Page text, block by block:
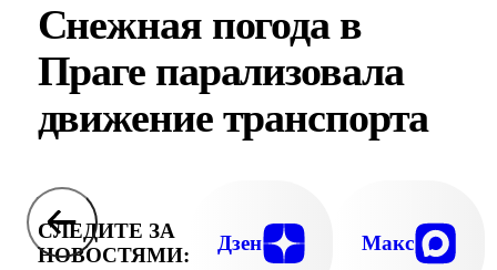
Снежная погода в
Праге парализовала
движение транспорта
СЛЕДИТЕ ЗА
НОВОСТЯМИ:
Дзен Макс